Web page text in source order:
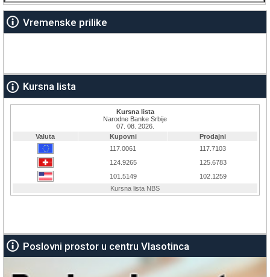
Vremenske prilike
Kursna lista
Poslovni prostor u centru Vlasotinca